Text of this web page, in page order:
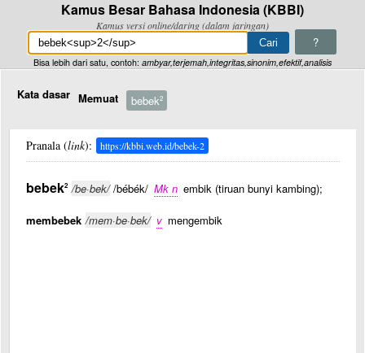
Kamus Besar Bahasa Indonesia (KBBI)
Kamus versi online/daring (dalam jaringan)
?
Bisa lebih dari satu, contoh: ambyar,terjemah,integritas,sinonim,efektif,analisis
Kata dasar Memuat bebek2
Pranala (link): https://kbbi.web.id/bebek-2
bebek2 /be·bek//bébék/ Mk n embik (tiruan bunyi kambing);
membebek /mem·be·bek/ v mengembik